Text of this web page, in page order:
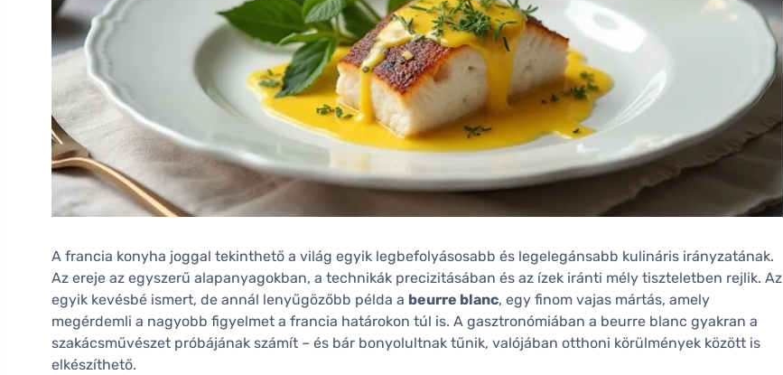
A francia konyha joggal tekinthető a világ egyik legbefolyásosabb és legelegánsabb kulináris irányzatának.
Az ereje az egyszerű alapanyagokban, a technikák precizitásában és az ízek iránti mély tiszteletben rejlik. Az
egyik kevésbé ismert, de annál lenyűgözőbb példa a beurre blanc, egy finom vajas mártás, amely
megérdemli a nagyobb figyelmet a francia határokon túl is. A gasztronómiában a beurre blanc gyakran a
szakácsművészet próbájának számít – és bár bonyolultnak tűnik, valójában otthoni körülmények között is
elkészíthető.